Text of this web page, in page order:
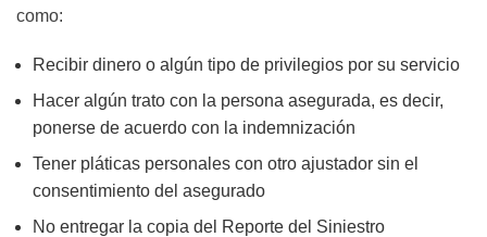
como:
Recibir dinero o algún tipo de privilegios por su servicio
Hacer algún trato con la persona asegurada, es decir,
ponerse de acuerdo con la indemnización
Tener pláticas personales con otro ajustador sin el
consentimiento del asegurado
No entregar la copia del Reporte del Siniestro